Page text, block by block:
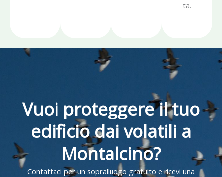
ta.
Vuoi proteggere il tuo
edificio dai volatili a
Montalcino?
Contattaci per un sopralluogo gratuito e ricevi una